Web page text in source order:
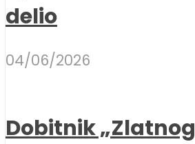
delio
04/06/2026
Dobitnik „Zlatnog